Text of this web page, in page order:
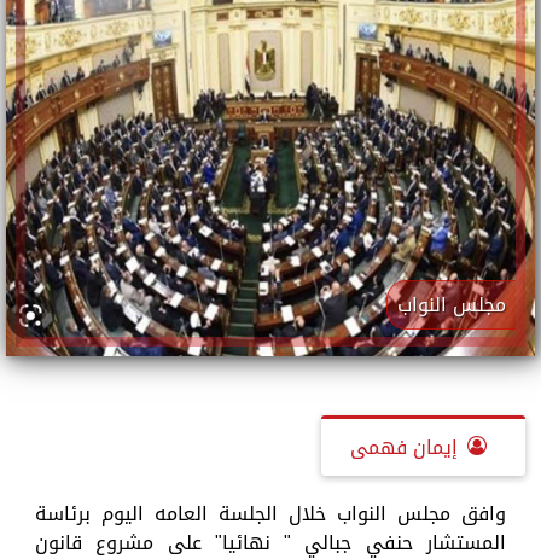
مجلس النواب
إيمان فهمى
وافق مجلس النواب خلال الجلسة العامه اليوم برئاسة
المستشار حنفي جبالي " نهائيا" على مشروع قانون